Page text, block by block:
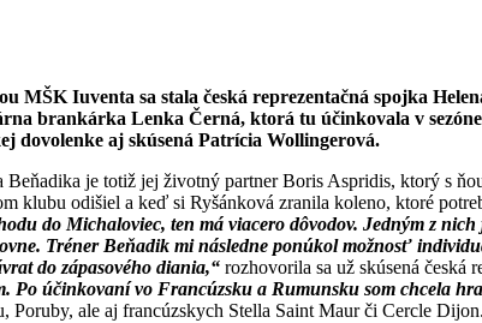
MŠK Iuventa sa stala česká reprezentačná spojka
brankárka Lenka Černá, ktorá tu účinkovala v
dovolenke aj skúsená Patrícia Wollingerová.
je totiž jej životný partner Boris Aspridis, ktorý s
odišiel a keď si Ryšánková zranila koleno, ktoré
do Michaloviec, ten má viacero dôvodov. Jedným z
Tréner Beňadik mi následne ponúkol možnosť
do zápasového diania,“ rozhovorila sa už skúsená česká
Po účinkovaní vo Francúzsku a Rumunsku som chcela
Poruby, ale aj francúzskych Stella Saint Maur či Cercle Dijon.